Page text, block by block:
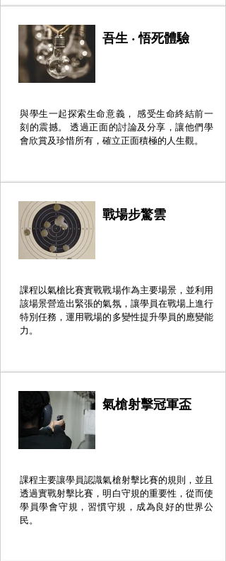
吾生 ‧ 悟死體驗
與學生一起探索生命意義， 感受生命終結前一
刻的震撼。 透過正面的討論及分享，讓他們學
會欣賞及珍惜所有，確立正面積極的人生觀。
戰場步驚雲
課程以氣槍比賽實戰戰場作為主要場景，並利用
該場景營造出緊張的氣氛，讓學員在戰場上進行
特別任務，運用戰場的多變性提升學員的應變能
力。
氣槍射擊冠軍盃
課程主要讓學員認識氣槍射擊比賽的規則，並且
透過實戰射擊比賽，明白守規的重要性，從而使
學員學會守規，習慣守規，成為良好的世界公
民。